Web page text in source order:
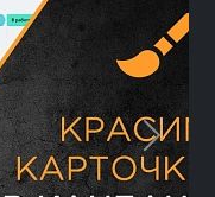
Next